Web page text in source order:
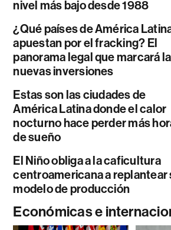
nivel más bajo desde 1988
¿Qué países de América
apuestan por el fracking? El
panorama legal que marcará
nuevas inversiones
Estas son las ciudades de
América Latina donde el calor
nocturno hace perder más
de sueño
El Niño obliga a la caficultura
centroamericana a replantear
modelo de producción
Económicas e